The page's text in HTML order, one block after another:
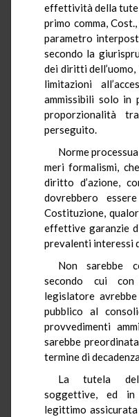
effettività della
primo comma,
parametro
secondo la
dei diritti
limitazioni
ammissibili solo in
proporzionalità
perseguito.
Norme
meri formalismi,
diritto d’azione,
dovrebbero
Costituzione,
effettive garanzie
prevalenti interessi
Non sarebbe
secondo cui
legislatore
pubblico al
provvedimenti
sarebbe
termine di
La tutela
soggettive, ed in
legittimo